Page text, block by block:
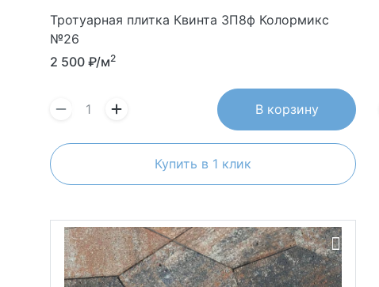
Тротуарная плитка Квинта 3П8ф Колормикс
№26
2 500 ₽/м2
В корзину
Купить в 1 клик